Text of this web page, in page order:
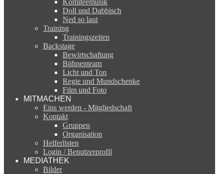
Komiteemusik
Doll und Dabbisch
Ned so laut
Training
Trainingszeiten
Backstage
Bewirtschaftung
Bühnenteam
Licht und Ton
Regie und Mundschenke
Film und Foto
MITMACHEN
Eins werden - Mitgliedschaft
Kontakt
Gruppen
Organisation
Helferlisten
Login / Benutzerprofil
MEDIATHEK
Bilder